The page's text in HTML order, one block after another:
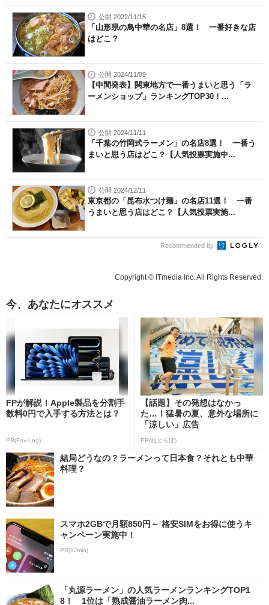
公開 2022/11/15
「山形県の鳥中華の名店」8選！ 一番好きな店
はどこ？
公開 2024/11/09
【中間発表】関東地方で一番うまいと思う「ラ
ーメンショップ」ランキングTOP30！...
公開 2024/11/11
「千葉の竹岡式ラーメン」の名店8選！ 一番う
まいと思う店はどこ？【人気投票実施中...
公開 2024/12/11
東京都の「昆布水つけ麺」の名店11選！ 一番
うまいと思う店はどこ？【人気投票実施...
Recommended by
Copyright © ITmedia Inc. All Rights Reserved.
今、あなたにオススメ
FPが解説！Apple製品を分割手
数料0円で入手する方法とは？
PR(Fav-Log)
【話題】その発想はなかっ
た…！猛暑の夏、意外な場所に
「涼しい」広告
PR(ねとらぼ)
結局どうなの？ラーメンって日本食？それとも中華
料理？
スマホ2GBで月額850円～ 格安SIMをお得に使うキ
ャンペーン実施中！
PR(IIJmio)
「丸源ラーメン」の人気ラーメンランキングTOP1
8！ 1位は「熟成醤油ラーメン肉...